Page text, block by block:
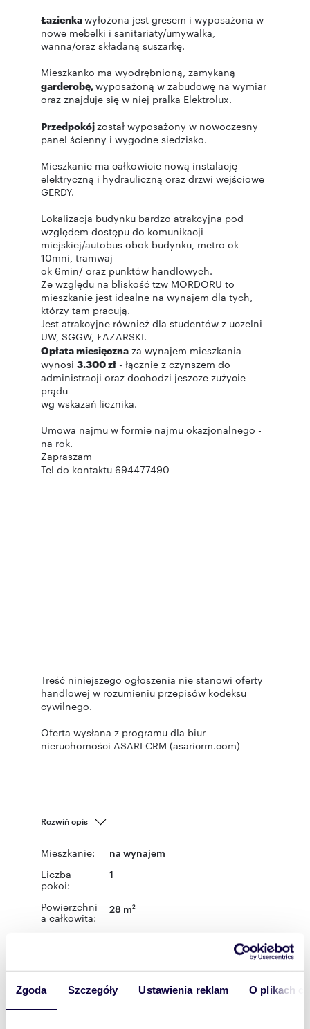
Zgoda Szczegóły Ustawienia reklam O plikach
Łazienkawyłożona jest gresem i wyposażona w
nowe mebelki i sanitariaty/umywalka,
wanna/oraz składaną suszarkę.
Mieszkanko ma wyodrębnioną, zamykaną
garderobę,wyposażoną w zabudowę na wymiar
oraz znajduje się w niej pralka Elektrolux.
Przedpokójzostał wyposażony w nowoczesny
panel ścienny i wygodne siedzisko.
Mieszkanie ma całkowicie nową instalację
elektryczną i hydrauliczną oraz drzwi wejściowe
GERDY.
Lokalizacja budynku bardzo atrakcyjna pod
względem dostępu do komunikacji
miejskiej/autobus obok budynku, metro ok
10mni, tramwaj
ok 6min/ oraz punktów handlowych.
Ze względu na bliskość tzw MORDORU to
mieszkanie jest idealne na wynajem dla tych,
którzy tam pracują.
Jest atrakcyjne również dla studentów z uczelni
UW, SGGW, ŁAZARSKI.
Opłata miesięczna za wynajem mieszkania
wynosi 3.300 zł - łącznie z czynszem do
administracji oraz dochodzi jeszcze zużycie
prądu
wg wskazań licznika.
Umowa najmu w formie najmu okazjonalnego -
na rok.
Zapraszam
Tel do kontaktu 694477490
Treść niniejszego ogłoszenia nie stanowi oferty
handlowej w rozumieniu przepisów kodeksu
cywilnego.
Oferta wysłana z programu dla biur
nieruchomości ASARI CRM (asaricrm.com)
Rozwiń opis
Mieszkanie: na wynajem
Liczba
pokoi:
1
Powierzchni
a całkowita:
28 m2
Warszawadzielnica:Mokotów
ulica:
Orzycka